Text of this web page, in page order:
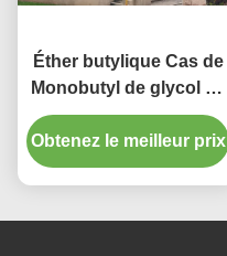
Éther butylique Cas de
Monobutyl de glycol de
tripropylène d'éther de
glycol de tripropylène
de produit d'épuration
Obtenez le meilleur prix